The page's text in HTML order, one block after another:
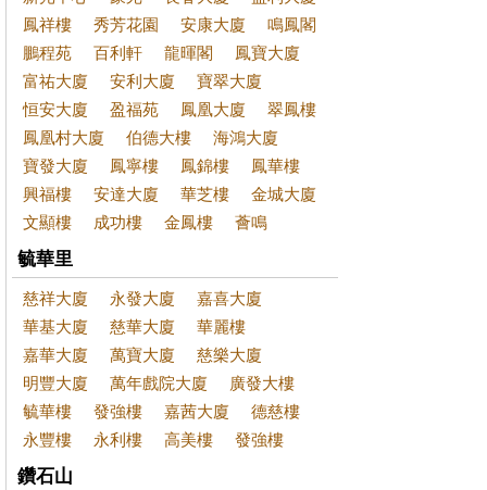
鳳祥樓
秀芳花園 安康大廈
鳴鳳閣
鵬程苑
百利軒 龍暉閣
鳳寶大廈
富祐大廈
安利大廈
寶翠大廈
恒安大廈
盈福苑 鳳凰大廈
翠鳳樓
鳳凰村大廈
伯德大樓
海鴻大廈
寶發大廈
鳳寧樓 鳳錦樓
鳳華樓
興福樓
安達大廈 華芝樓
金城大廈
文顯樓
成功樓 金鳳樓 薈鳴
毓華里
慈祥大廈 永發大廈
嘉喜大廈
華基大廈
慈華大廈
華麗樓
嘉華大廈
萬寶大廈
慈樂大廈
明豐大廈
萬年戲院大廈
廣發大樓
毓華樓
發強樓 嘉茜大廈
德慈樓
永豐樓
永利樓 高美樓 發強樓
鑽石山